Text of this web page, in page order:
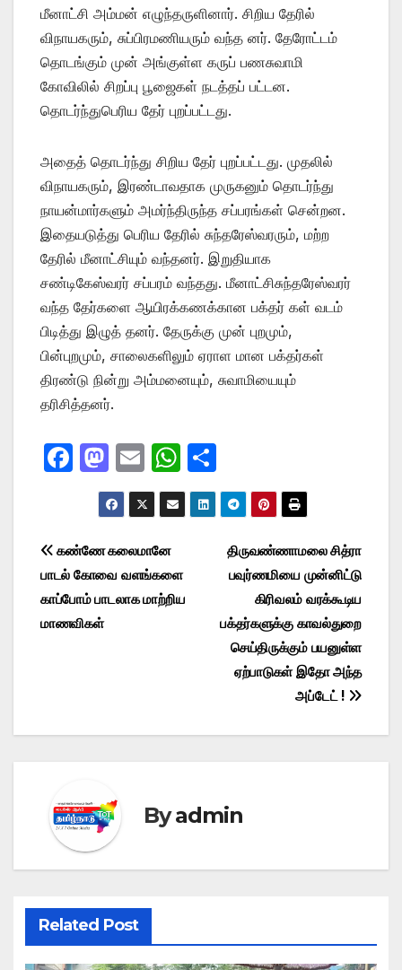
மீனாட்சி அம்மன் எழுந்தருளினார். சிறிய தேரில்
விநாயகரும், சுப்பிரமணியரும் வந்த னர். தேரோட்டம்
தொடங்கும் முன் அங்குள்ள கருப் பணசுவாமி
கோவிலில் சிறப்பு பூஜைகள் நடத்தப் பட்டன.
தொடர்ந்துபெரிய தேர் புறப்பட்டது.
அதைத் தொடர்ந்து சிறிய தேர் புறப்பட்டது. முதலில்
விநாயகரும், இரண்டாவதாக முருகனும் தொடர்ந்து
நாயன்மார்களும் அமர்ந்திருந்த சப்பரங்கள் சென்றன.
இதையடுத்து பெரிய தேரில் சுந்தரேஸ்வரரும், மற்ற
தேரில் மீனாட்சியும் வந்தனர். இறுதியாக
சண்டிகேஸ்வரர் சப்பரம் வந்தது. மீனாட்சிசுந்தரேஸ்வரர்
வந்த தேர்களை ஆயிரக்கணக்கான பக்தர் கள் வடம்
பிடித்து இழுத் தனர். தேருக்கு முன் புறமும்,
பின்புறமும், சாலைகளிலும் ஏராள மான பக்தர்கள்
திரண்டு நின்று அம்மனையும், சுவாமியையும்
தரிசித்தனர்.
F
e
b
o
o
M
a
st
o
d
o
E
m
ail
W
h
at
A
p
h
ar
e
Post
navigation
திருவண்ணாமலை சித்ரா
பவுர்ணமியை முன்னிட்டு
கிரிவலம் வரக்கூடிய
பக்தர்களுக்கு காவல்துறை
செய்திருக்கும் பயனுள்ள
ஏற்பாடுகள் இதோ அந்த
அப்டேட் !
கண்ணே கலைமானே
பாடல் கோவை வளங்களை
காப்போம் பாடலாக மாற்றிய
மாணவிகள்
Byadmin
Related Post